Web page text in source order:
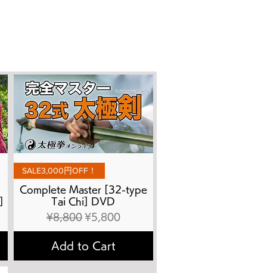
Quick View
SALE3,000円OFF！
Complete Master [32-type
Tai Chi] DVD
Regular Price
¥8,800 Sale Price
¥5,800
Add to Cart